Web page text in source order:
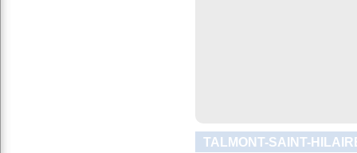
TALMONT-SAINT-